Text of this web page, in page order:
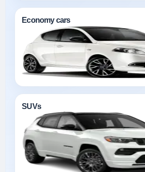
Economy cars
SUVs